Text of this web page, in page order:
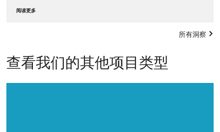
阅读更多
所有洞察
查看我们的其他项目类型